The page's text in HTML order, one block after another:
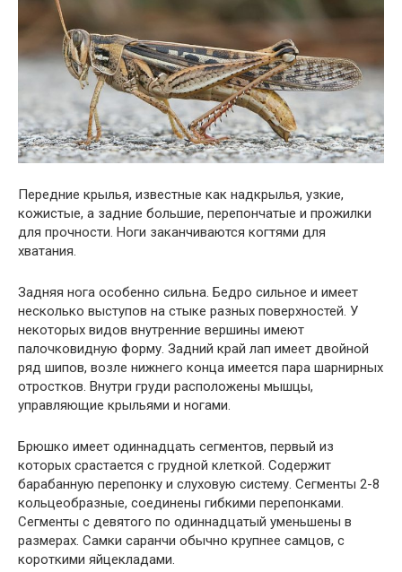
Передние крылья, известные как надкрылья, узкие,
кожистые, а задние большие, перепончатые и прожилки
для прочности. Ноги заканчиваются когтями для
хватания.
Задняя нога особенно сильна. Бедро сильное и имеет
несколько выступов на стыке разных поверхностей. У
некоторых видов внутренние вершины имеют
палочковидную форму. Задний край лап имеет двойной
ряд шипов, возле нижнего конца имеется пара шарнирных
отростков. Внутри груди расположены мышцы,
управляющие крыльями и ногами.
Брюшко имеет одиннадцать сегментов, первый из
которых срастается с грудной клеткой. Содержит
барабанную перепонку и слуховую систему. Сегменты 2-8
кольцеобразные, соединены гибкими перепонками.
Сегменты с девятого по одиннадцатый уменьшены в
размерах. Самки саранчи обычно крупнее самцов, с
короткими яйцекладами.